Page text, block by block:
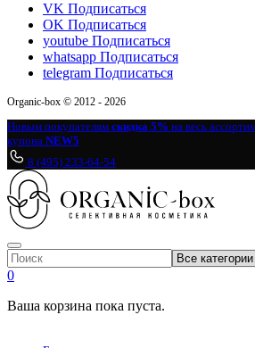
VK Подписаться
OK Подписаться
youtube Подписаться
whatsapp Подписаться
telegram Подписаться
Organic-box © 2012 - 2026
Новым покупателям скидка 5% на весь
купона NEW5
8 (495) 233-64-54
0
Ваша корзина пока пуста.